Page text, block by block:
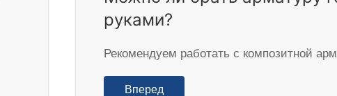
руками?
Рекомендуем работать с композитной
Вперед